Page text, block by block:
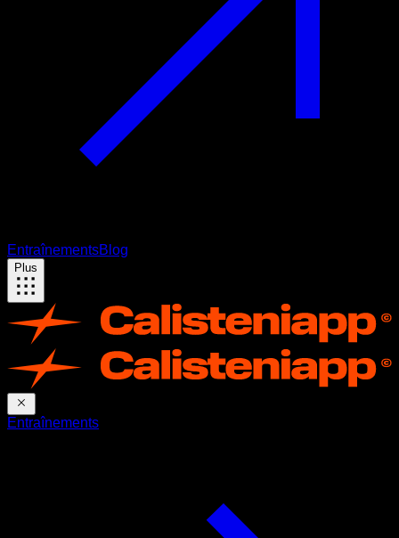
EntraînementsBlog
Plus
Entraînements